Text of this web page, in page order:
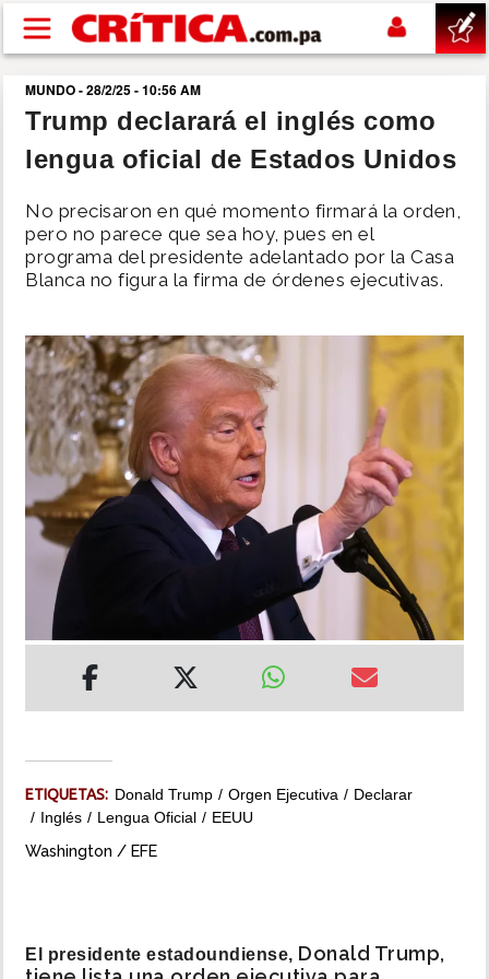
Pasar al contenido principal
buscar
SUCESOS
NACIONAL
POLÍTICA
SHOW
DEPORTES
MUNDO
INSÓLITAS
MULTIMEDIA
MUNDO - 28/2/25 - 10:56 AM
Trump declarará el inglés como
lengua oficial de Estados Unidos
No precisaron en qué momento firmará la orden,
pero no parece que sea hoy, pues en el
programa del presidente adelantado por la Casa
Blanca no figura la firma de órdenes ejecutivas.
ETIQUETAS: Donald Trump Orgen Ejecutiva
Declarar
Inglés
Lengua Oficial EEUU
Washington / EFE
El presidente estadoundiense, Donald Trump,